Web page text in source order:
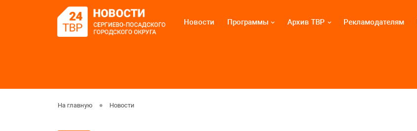
Новости Программы Архив ТВР Рекламодателям
На главную Новости